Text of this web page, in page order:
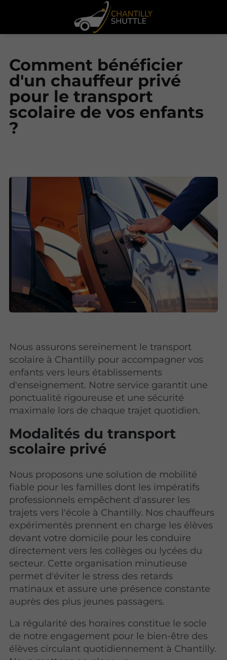
Comment bénéficier
d'un chauffeur privé
pour le transport
scolaire de vos enfants
?
Nous assurons sereinement le transport
scolaire à Chantilly pour accompagner vos
enfants vers leurs établissements
d'enseignement. Notre service garantit une
ponctualité rigoureuse et une sécurité
maximale lors de chaque trajet quotidien.
Modalités du transport
scolaire privé
Nous proposons une solution de mobilité
fiable pour les familles dont les impératifs
professionnels empêchent d'assurer les
trajets vers l'école à Chantilly. Nos chauffeurs
expérimentés prennent en charge les élèves
devant votre domicile pour les conduire
directement vers les collèges ou lycées du
secteur. Cette organisation minutieuse
permet d'éviter le stress des retards
matinaux et assure une présence constante
auprès des plus jeunes passagers.
La régularité des horaires constitue le socle
de notre engagement pour le bien-être des
élèves circulant quotidiennement à Chantilly.